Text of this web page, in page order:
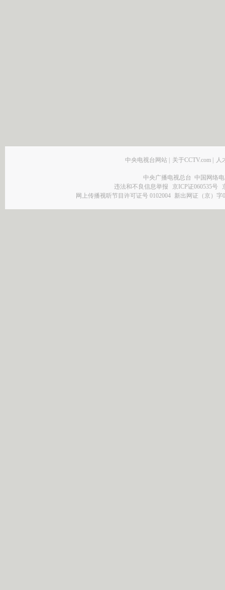
中央电视台网站 关于CCTV.com 人
中央广播电视总台 中国网络
违法和不良信息举报
京ICP证060535号
网上传播视听节目许可证号 0102004 新出网证（京）